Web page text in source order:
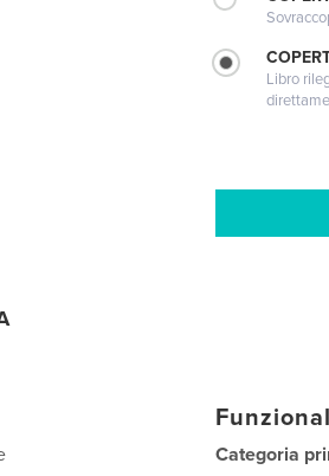
Libro
Categoria